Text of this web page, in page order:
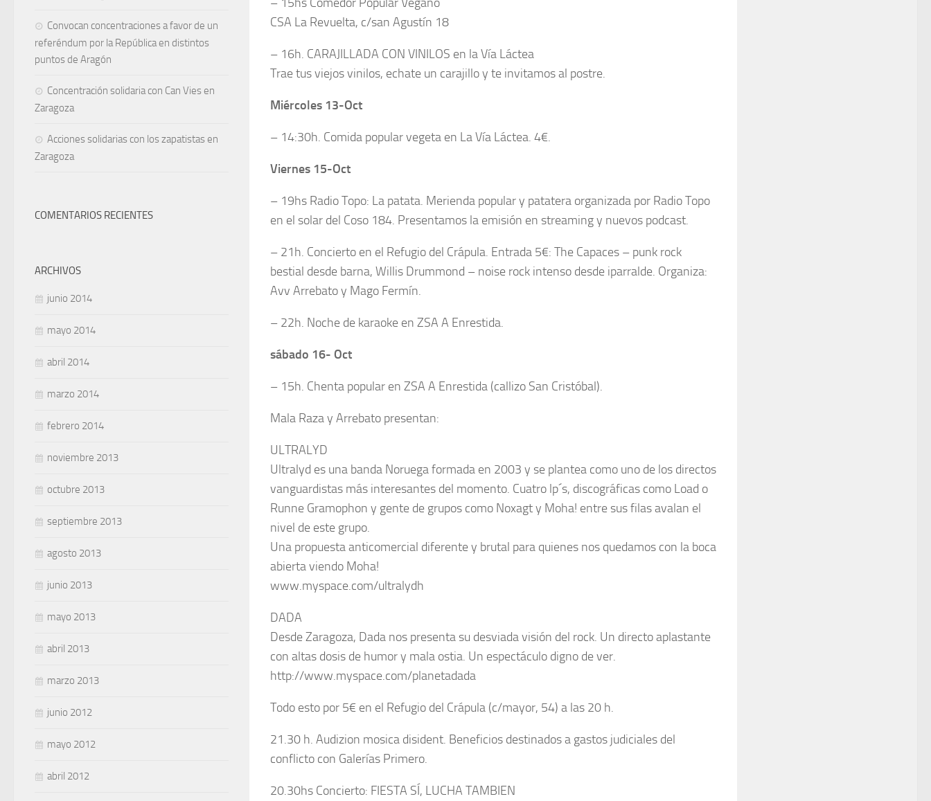
CSA La Revuelta, c/san Agustín 18
– 16h. CARAJILLADA CON VINILOS en la Vía Láctea
Trae tus viejos vinilos, echate un carajillo y te invitamos al postre.
Miércoles 13-Oct
– 14:30h. Comida popular vegeta en La Vía Láctea. 4€.
Viernes 15-Oct
– 19hs Radio Topo: La patata. Merienda popular y patatera organizada por Radio Topo
en el solar del Coso 184. Presentamos la emisión en streaming y nuevos podcast.
– 21h. Concierto en el Refugio del Crápula. Entrada 5€: The Capaces – punk rock
bestial desde barna, Willis Drummond – noise rock intenso desde iparralde. Organiza:
Avv Arrebato y Mago Fermín.
– 22h. Noche de karaoke en ZSA A Enrestida.
sábado 16- Oct
– 15h. Chenta popular en ZSA A Enrestida (callizo San Cristóbal).
Mala Raza y Arrebato presentan:
ULTRALYD
Ultralyd es una banda Noruega formada en 2003 y se plantea como uno de los directos
vanguardistas más interesantes del momento. Cuatro lp´s, discográficas como Load o
Runne Gramophon y gente de grupos como Noxagt y Moha! entre sus filas avalan el
nivel de este grupo.
Una propuesta anticomercial diferente y brutal para quienes nos quedamos con la boca
abierta viendo Moha!
www.myspace.com/ultralydh
DADA
Desde Zaragoza, Dada nos presenta su desviada visión del rock. Un directo aplastante
con altas dosis de humor y mala ostia. Un espectáculo digno de ver.
http://www.myspace.com/planetadada
Todo esto por 5€ en el Refugio del Crápula (c/mayor, 54) a las 20 h.
21.30 h. Audizion mosica disident. Beneficios destinados a gastos judiciales del
conflicto con Galerías Primero.
20.30hs Concierto: FIESTA SÍ, LUCHA TAMBIEN
Convocan concentraciones a favor de un
referéndum por la República en distintos
puntos de Aragón
Concentración solidaria con Can Vies en
Zaragoza
Acciones solidarias con los zapatistas en
Zaragoza
COMENTARIOS RECIENTES
ARCHIVOS
junio 2014
mayo 2014
abril 2014
marzo 2014
febrero 2014
noviembre 2013
octubre 2013
septiembre 2013
agosto 2013
junio 2013
mayo 2013
abril 2013
marzo 2013
junio 2012
mayo 2012
abril 2012